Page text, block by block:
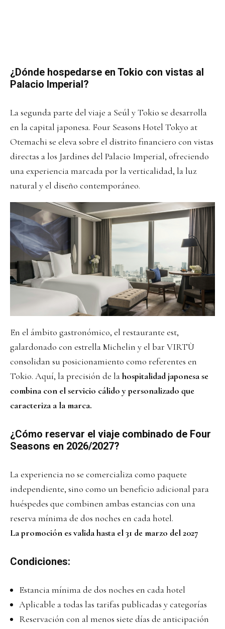
¿Dónde hospedarse en Tokio con vistas al
Palacio Imperial?
La segunda parte del viaje a Seúl y Tokio se desarrolla
en la capital japonesa. Four Seasons Hotel Tokyo at
Otemachi se eleva sobre el distrito financiero con vistas
directas a los Jardines del Palacio Imperial, ofreciendo
una experiencia marcada por la verticalidad, la luz
natural y el diseño contemporáneo.
En el ámbito gastronómico, el restaurante est,
galardonado con estrella Michelin y el bar VIRTÙ
consolidan su posicionamiento como referentes en
Tokio. Aquí, la precisión de lahospitalidad japonesa se
combina con el servicio cálido y personalizado que
caracteriza a la marca.
¿Cómo reservar el viaje combinado de Four
Seasons en 2026/2027?
La experiencia no se comercializa como paquete
independiente, sino como un beneficio adicional para
huéspedes que combinen ambas estancias con una
reserva mínima de dos noches en cada hotel.
La promoción es valida hasta el 31 de marzo del 2027
Condiciones:
Estancia mínima de dos noches en cada hotel
Aplicable a todas las tarifas publicadas y categorías
Reservación con al menos siete días de anticipación